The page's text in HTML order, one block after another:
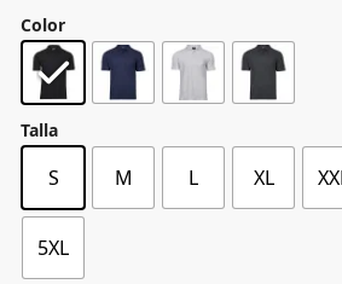
Color
Talla
S M L XL
5XL